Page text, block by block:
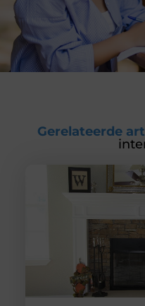
Gerelateerde